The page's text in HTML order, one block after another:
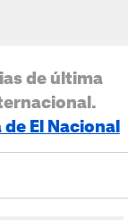
de última
El Nacional